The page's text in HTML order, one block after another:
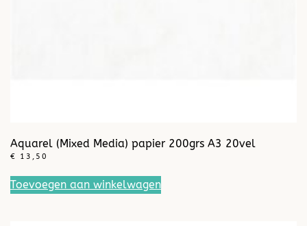
Aquarel (Mixed Media) papier 200grs A3 20vel
€ 13,50
Toevoegen aan winkelwagen